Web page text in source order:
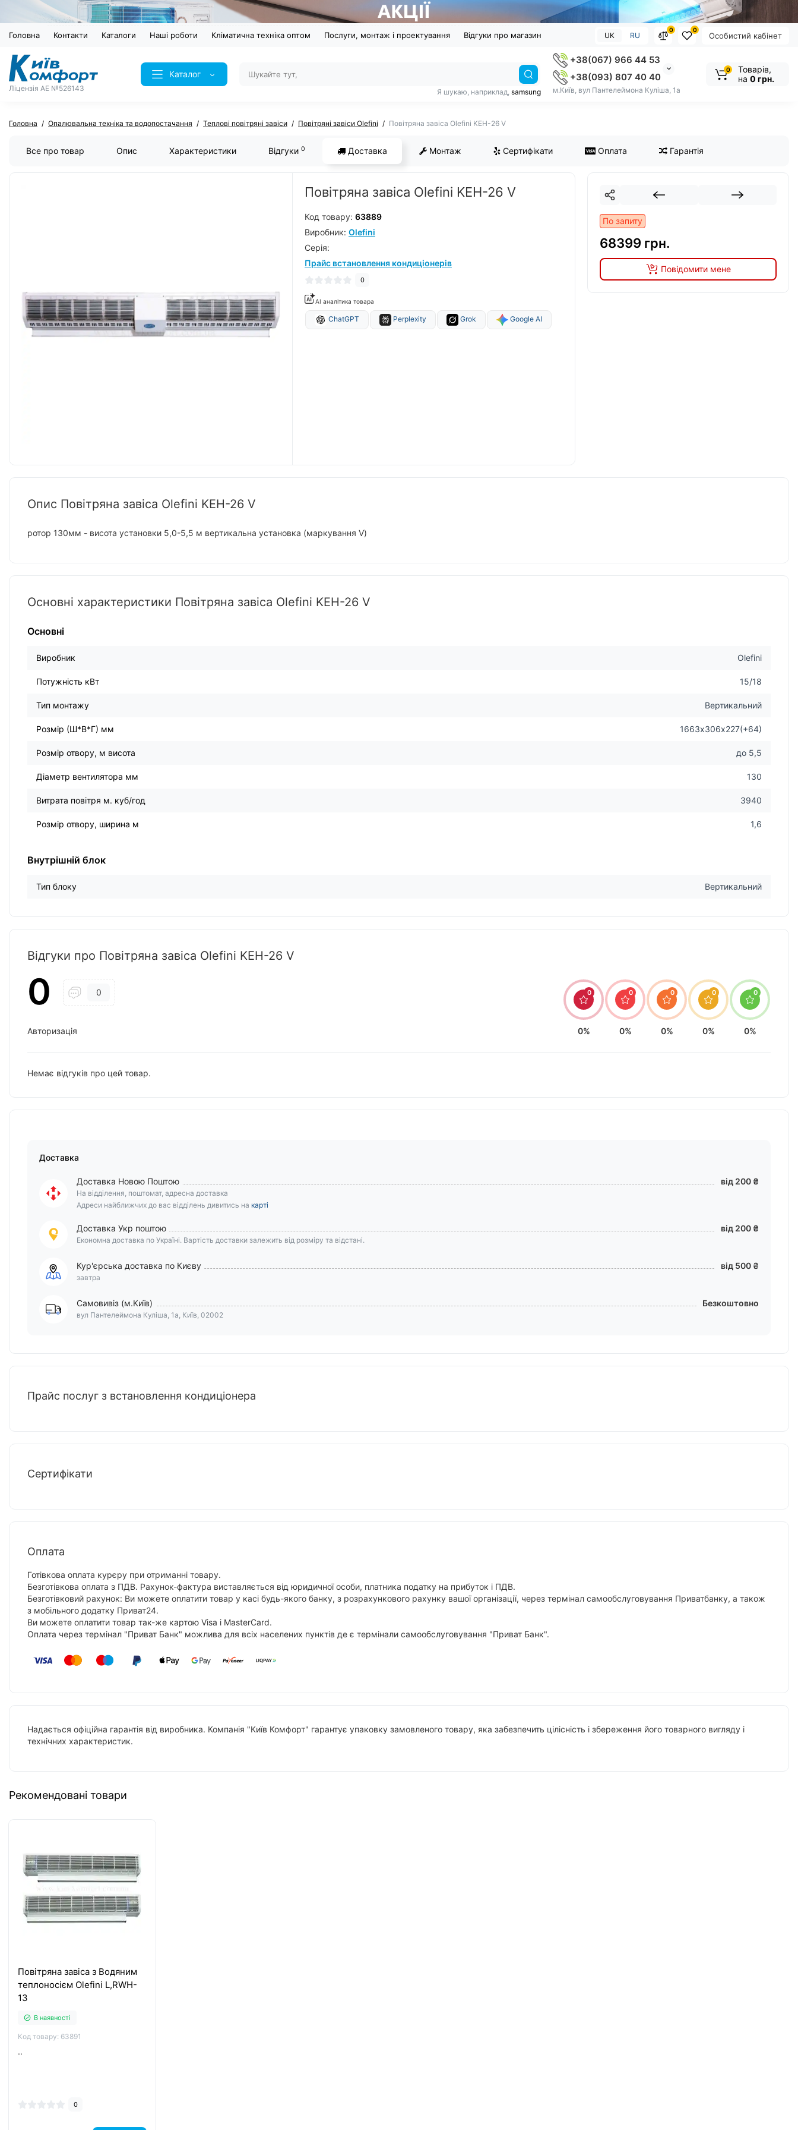
Головна Контакти Каталоги Наші роботи Кліматична техніка оптом Послуги, монтаж і проектування Відгуки про магазин Особистий кабінет
0
0
UK RU
Ліцензія AE №526143
Каталог
+38(067) 966 44 53
+38(093) 807 40 40
м.Київ, вул Пантелеймона Куліша, 1а
Я шукаю, наприклад, samsung
0
Товарів,
на 0 грн.
Головна Опалювальна техніка та водопостачання Теплові повітряні завіси Повітряні завіси Olefini Повітряна завіса Olefini KEH-26 V
Все про товар Опис Характеристики Відгуки 0 Доставка Монтаж Сертифікати Оплата Гарантія
Повітряна завіса Olefini KEH-26 V
Код товару: 63889
Виробник: Olefini
Серiя:
Прайс встановлення кондиціонерів
0
AI аналітика товара
ChatGPT Perplexity Grok Google AI
По запиту
68399 грн.
Повідомити мене
Опис Повітряна завіса Olefini KEH-26 V
ротор 130мм - висота установки 5,0-5,5 м вертикальна установка (маркування V)
Основні характеристики Повітряна завіса Olefini KEH-26 V
Основні
Виробник Olefini
Потужність кВт 15/18
Тип монтажу Вертикальний
Розмір (Ш*В*Г) мм 1663х306х227(+64)
Розмір отвору, м висота до 5,5
Діаметр вентилятора мм 130
Витрата повітря м. куб/год 3940
Розмір отвору, ширина м 1,6
Внутрішній блок
Тип блоку Вертикальний
Відгуки про Повітряна завіса Olefini KEH-26 V
0 0
Авторизація
0
0%
0
0%
0
0%
0
0%
0
0%
Немає відгуків про цей товар.
Доставка
Доставка Новою Поштою
На відділення, поштомат, адресна доставка
Адреси найближчих до вас відділень дивитись на карті
від 200 ₴
Доставка Укр поштою
Економна доставка по Україні. Вартість доставки залежить від розміру та відстані.
від 200 ₴
Кур'єрська доставка по Києву
завтра
від 500 ₴
Самовивіз (м.Київ)
вул Пантелеймона Куліша, 1а, Київ, 02002
Безкоштовно
Прайс послуг з встановлення кондиціонера
Сертифікати
Оплата
Готівкова оплата курєру при отриманні товару.
Безготівкова оплата з ПДВ. Рахунок-фактура виставляється від юридичної особи, платника податку на прибуток і ПДВ.
Безготівковий рахунок: Ви можете оплатити товар у касі будь-якого банку, з розрахункового рахунку вашої організації, через термінал самообслуговування Приватбанку, а також
з мобільного додатку Приват24.
Ви можете оплатити товар так-же картою Visa і MasterCard.
Оплата через термінал "Приват Банк" можлива для всіх населених пунктів де є термінали самообслуговування "Приват Банк".
Надається офіційна гарантія від виробника. Компанія "Київ Комфорт" гарантує упаковку замовленого товару, яка забезпечить цілісність і збереження його товарного вигляду і
технічних характеристик.
Рекомендовані товари
Повітряна завіса з Водяним
теплоносієм Olefini L,RWH-
13
В наявності
Код товару: 63891
..
0